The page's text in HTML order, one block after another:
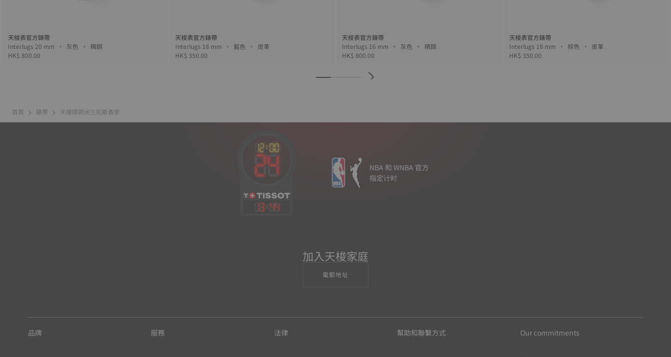
天梭表官方鍊帶
Interlugs 20 mm • 灰色 • 精鋼
HK$ 800.00
天梭表官方錶帶
Interlugs 18 mm • 藍色 • 皮革
HK$ 350.00
天梭表官方鍊帶
Interlugs 16 mm • 灰色 • 精鋼
HK$ 800.00
天梭表官方錶帶
Interlugs 18 mm • 棕色 • 皮革
HK$ 350.00
首頁 錶帶 天梭精钢米兰尼斯表带
13:44
NBA 和 WNBA 官方
指定计时
加入天梭家庭
電郵地址
品牌 服務 法律 幫助和聯繫方式 Our commitments